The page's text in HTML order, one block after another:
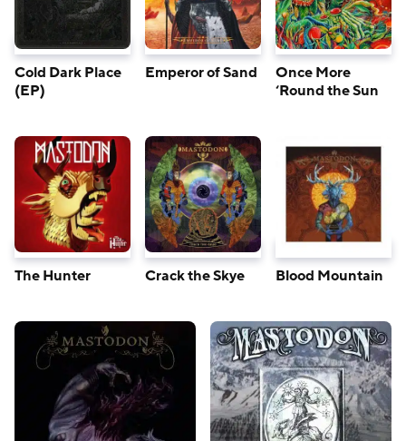
Cold Dark Place
(EP)
Emperor of Sand
Once More
‘Round the Sun
The Hunter Crack the Skye Blood Mountain